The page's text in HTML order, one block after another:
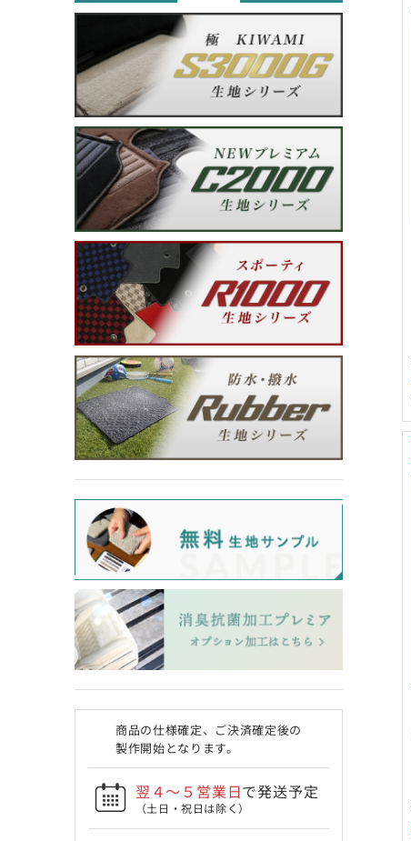
商品の仕様確定、ご決済確定後の
製作開始となります。
翌４〜５営業日で発送予定
（土日・祝日は除く）